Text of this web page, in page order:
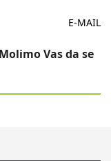
E-MAIL
Vas da se